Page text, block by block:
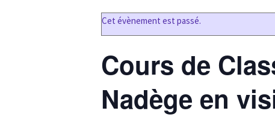
Cet évènement est passé.
Cours de
Nadège en